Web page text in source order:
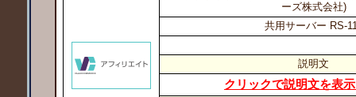
ーズ株式会社)
共用サーバー RS-
説明文
クリックで説明文を表